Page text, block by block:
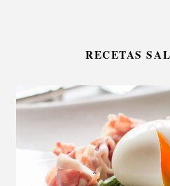
RECETAS